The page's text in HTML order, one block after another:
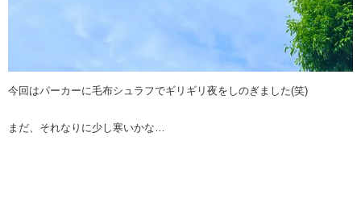
今回はパーカーに毛布シュラフでギリギリ夜をしのぎました(笑)
まだ、それなりに少し寒いかな…